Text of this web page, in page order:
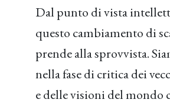
Dal punto di vista
questo cambiamento di
prende alla sprovvista.
nella fase di critica dei
e delle visioni del mondo